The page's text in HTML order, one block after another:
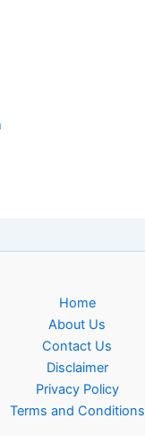
Home
About Us
Contact Us
Disclaimer
Privacy Policy
Terms and Conditions